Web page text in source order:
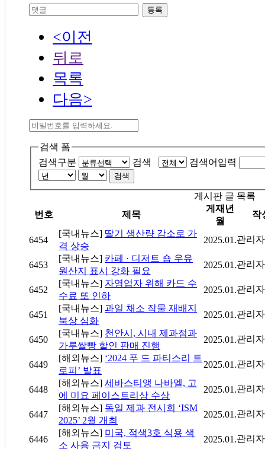
등록
<이전
뒤로
목록
다음>
검색 폼
검색구분
검색 검색어입력
검색
게시판 글 목록
번호
제목
게재년
월
작
6454
[국내뉴스] 딸기 생산량 감소로 가
격 상승
2025.01.관리자
6453
[국내뉴스] 카페 · 디저트 숍 우유
원산지 표시 강화 필요
2025.01.관리자
6452
[국내뉴스] 자영업자 위해 카드 수
수료 또 인하
2025.01.관리자
6451
[국내뉴스] 과일 채소 작물 재배지
북상 심화
2025.01.관리자
6450
[국내뉴스] 천안시, 시내 제과점과
가루쌀빵 할인 판매 진행
2025.01.관리자
6449
[해외뉴스] ‘2024 푸 드 파티스리 트
로피’ 발표
2025.01.관리자
6448
[해외뉴스] 세바스티앵 나바엘, 고
에 미요 페이스트리상 수상
2025.01.관리자
6447
[해외뉴스] 독일 제과 전시회 ‘ISM
2025’ 2월 개최
2025.01.관리자
6446
[해외뉴스] 미국, 적색3호 식용 색
소 사용 금지 검토
2025.01.관리자